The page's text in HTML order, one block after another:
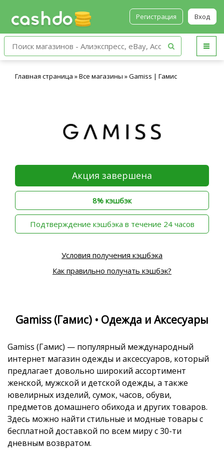
Регистрация Вход
Главная страница »Все магазины »Gamiss | Гамис
Акция завершена
8% кэшбэк
‫Подтверждение кэшбэка в течение 24 часов
Условия получения кэшбэка
Как правильно получать кэшбэк?
Gamiss (Гамис) • Одежда и Аксесуары
Gamiss (Гамис) — популярный международный
интернет магазин одежды и аксессуаров, который
предлагает довольно широкий ассортимент
женской, мужской и детской одежды, а также
ювелирных изделий, сумок, часов, обуви,
предметов домашнего обихода и других товаров.
Здесь можно найти стильные и модные товары с
бесплатной доставкой по всем миру с 30-ти
дневным возвратом.